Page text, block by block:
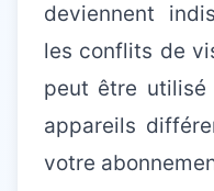
deviennent
les conflits de
peut être utilisé
appareils
votre